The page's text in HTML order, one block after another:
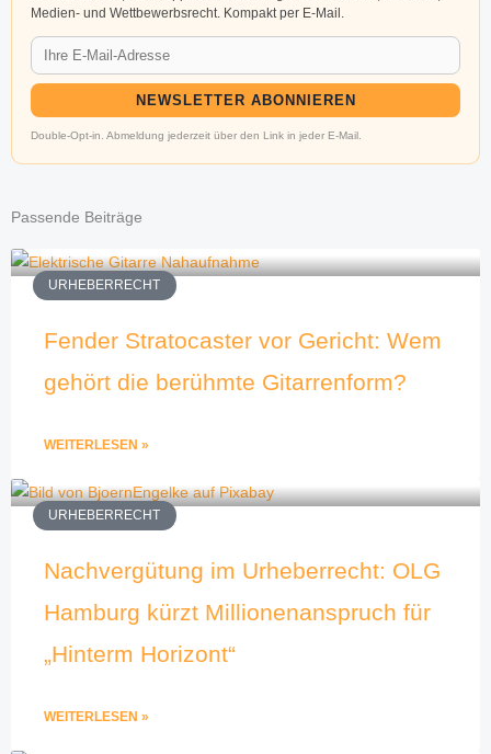
Medien- und Wettbewerbsrecht. Kompakt per E-Mail.
NEWSLETTER ABONNIEREN
Double-Opt-in. Abmeldung jederzeit über den Link in jeder E-Mail.
Passende Beiträge
URHEBERRECHT
Fender Stratocaster vor Gericht: Wem
gehört die berühmte Gitarrenform?
WEITERLESEN »
URHEBERRECHT
Nachvergütung im Urheberrecht: OLG
Hamburg kürzt Millionenanspruch für
„Hinterm Horizont“
WEITERLESEN »